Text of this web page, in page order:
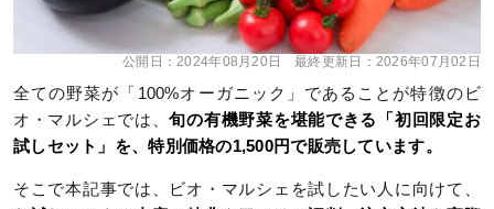
公開日：2024年08月20日 最終更新日： 2026年07月02日
全ての野菜が「100%オーガニック」であることが特徴のビ
オ・マルシェでは、旬の有機野菜を堪能できる「初回限定お
試しセット」を、特別価格の1,500円で販売しています。
そこで本記事では、ビオ・マルシェを試したい人に向けて、